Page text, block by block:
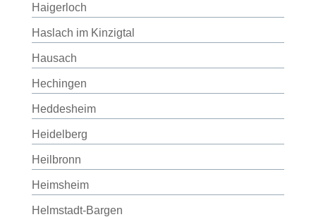
Haigerloch
Haslach im Kinzigtal
Hausach
Hechingen
Heddesheim
Heidelberg
Heilbronn
Heimsheim
Helmstadt-Bargen